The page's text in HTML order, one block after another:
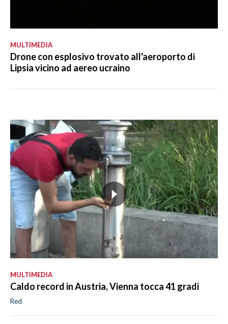
MULTIMEDIA
Drone con esplosivo trovato all'aeroporto di
Lipsia vicino ad aereo ucraino
MULTIMEDIA
Caldo record in Austria, Vienna tocca 41 gradi
Red